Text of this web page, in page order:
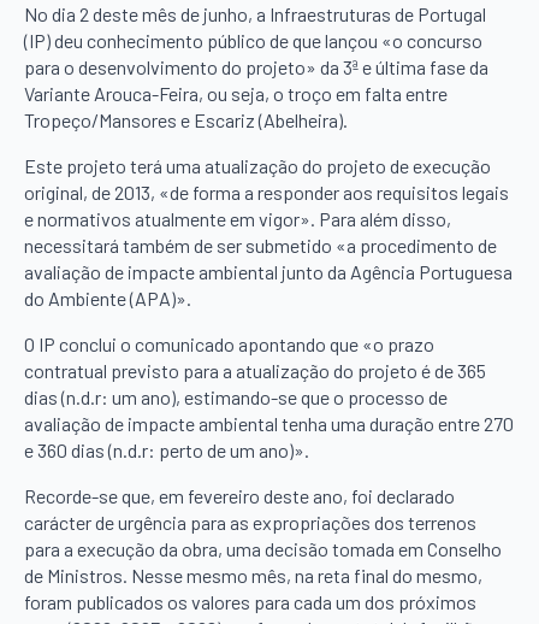
No dia 2 deste mês de junho, a Infraestruturas de Portugal
(IP) deu conhecimento público de que lançou «o concurso
para o desenvolvimento do projeto» da 3ª e última fase da
Variante Arouca-Feira, ou seja, o troço em falta entre
Tropeço/Mansores e Escariz (Abelheira).
Este projeto terá uma atualização do projeto de execução
original, de 2013, «de forma a responder aos requisitos legais
e normativos atualmente em vigor». Para além disso,
necessitará também de ser submetido «a procedimento de
avaliação de impacte ambiental junto da Agência Portuguesa
do Ambiente (APA)».
O IP conclui o comunicado apontando que «o prazo
contratual previsto para a atualização do projeto é de 365
dias (n.d.r: um ano), estimando-se que o processo de
avaliação de impacte ambiental tenha uma duração entre 270
e 360 dias (n.d.r: perto de um ano)».
Recorde-se que, em fevereiro deste ano, foi declarado
carácter de urgência para as expropriações dos terrenos
para a execução da obra, uma decisão tomada em Conselho
de Ministros. Nesse mesmo mês, na reta final do mesmo,
foram publicados os valores para cada um dos próximos